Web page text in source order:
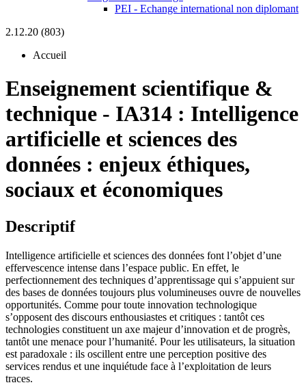
PEI - Echange international non diplomant
2.12.20 (803)
Accueil
Enseignement scientifique &
technique - IA314 : Intelligence
artificielle et sciences des
données : enjeux éthiques,
sociaux et économiques
Descriptif
Intelligence artificielle et sciences des données font l’objet d’une
effervescence intense dans l’espace public. En effet, le
perfectionnement des techniques d’apprentissage qui s’appuient sur
des bases de données toujours plus volumineuses ouvre de nouvelles
opportunités. Comme pour toute innovation technologique
s’opposent des discours enthousiastes et critiques : tantôt ces
technologies constituent un axe majeur d’innovation et de progrès,
tantôt une menace pour l’humanité. Pour les utilisateurs, la situation
est paradoxale : ils oscillent entre une perception positive des
services rendus et une inquiétude face à l’exploitation de leurs
traces.